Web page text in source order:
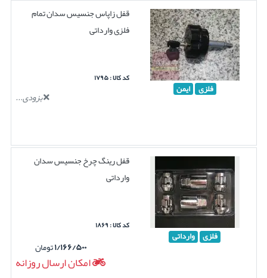
فلزی ایمن
قفل زاپاس جنسیس سدان تمام
فلزی وارداتی
کد کالا : ۱۷۹۵
بزودی...
فلزی وارداتی
قفل رینگ چرخ جنسیس سدان
وارداتی
کد کالا : ۱۸۶۹
۱/۱۶۶/۵۰۰تومان
امکان ارسال روزانه